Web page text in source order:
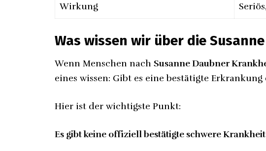
Wirkung
Was wissen wir über die
Wenn Menschen nachSusanne Daubner
eines wissen: Gibt es eine bestätigte
Hier ist der wichtigste Punkt:
Es gibt keine offiziell bestätigte schwere